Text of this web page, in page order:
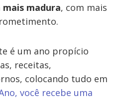
madura, com mais
é um ano propício
receitas,
colocando tudo em
você recebe uma